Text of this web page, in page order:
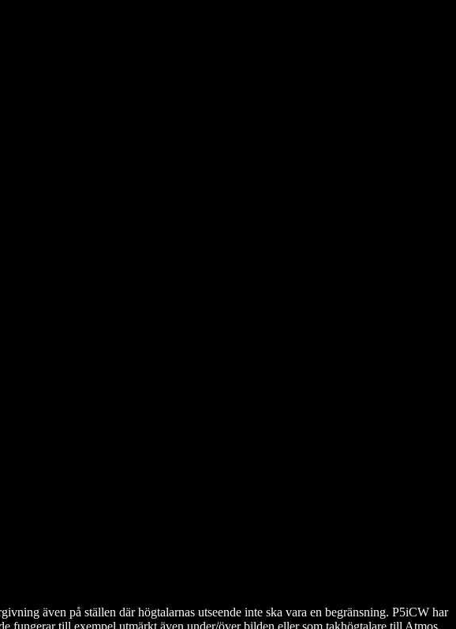
även på ställen där högtalarnas utseende inte ska vara en begränsning. P5iCW har
fungerar till exempel utmärkt även under/över bilden eller som takhögtalare till Atmos.